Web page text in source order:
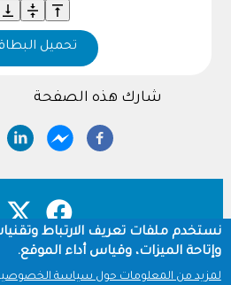
تحميل
شارك هذه الصفحة
Footer
نستخدم ملفات تعريف الارتباط
وإتاحة الميزات، وقياس أداء الموقع.
لمزيد من المعلومات حول سياسة الخصوصية